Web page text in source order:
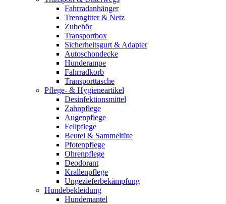
Fahrradanhänger
Trenngitter & Netz
Zubehör
Transportbox
Sicherheitsgurt & Adapter
Autoschondecke
Hunderampe
Fahrradkorb
Transporttasche
Pflege- & Hygieneartikel
Desinfektionsmittel
Zahnpflege
Augenpflege
Fellpflege
Beutel & Sammeltüte
Pfotenpflege
Ohrenpflege
Deodorant
Krallenpflege
Ungezieferbekämpfung
Hundebekleidung
Hundemantel